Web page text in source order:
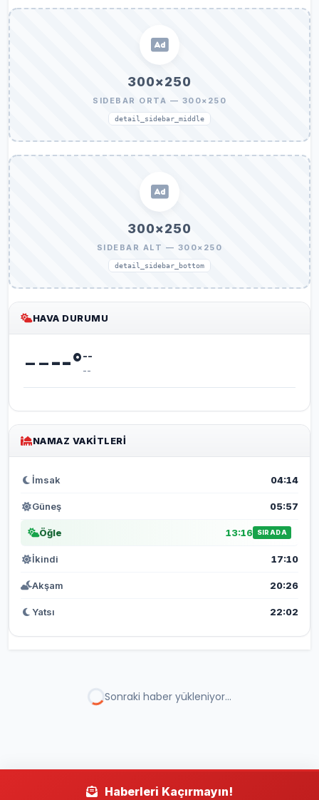
300×250
SIDEBAR ORTA — 300×250
detail_sidebar_middle
300×250
SIDEBAR ALT — 300×250
detail_sidebar_bottom
HAVA DURUMU
----°--
--
NAMAZ VAKITLERI
İmsak 04:14
Güneş 05:57
Öğle 13:16 SIRADA
İkindi 17:10
Akşam 20:26
Yatsı 22:02